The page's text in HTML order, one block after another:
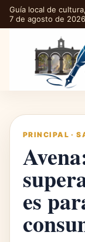
Guía local de
7 de agosto de 2026
PRINCIPAL ·
es